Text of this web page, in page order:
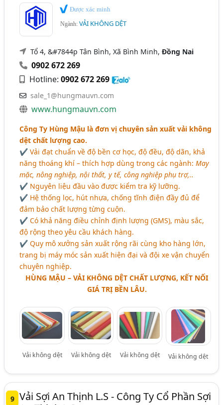
Được xác minh
Ngành:VẢI KHÔNG DỆT
Tổ 4, &#7844p Tân Bình, Xã Bình Minh,Đồng Nai
0902 672 269
Hotline:0902 672 269
sale_1@hungmauvn.com
www.hungmauvn.com
Công Ty Hùng Mậu là đơn vị chuyên sản xuất vải không
dệt chất lượng cao.
✔ Vải đạt chuẩn về độ bền cơ học, độ đều, độ dãn, khả
năng thoáng khí – thích hợp dùng trong các ngành:May
mặc, nông nghiệp, nội thất, y tế, công nghiệp phụ trợ,..
✔ Nguyên liệu đầu vào được kiểm tra kỹ lưỡng.
✔ Hệ thống lọc, hút nhựa, chống tĩnh điện đầy đủ để
đảm bảo chất lượng từng cuộn.
✔ Có khả năng điều chỉnh định lượng (GMS), màu sắc,
độ rộng theo yêu cầu khách hàng.
✔ Quy mô xưởng sản xuất rộng rãi cùng kho hàng lớn,
trang bị máy móc sản xuất hiện đại và đội xe vận chuyển
chuyên nghiệp.
HÙNG MẬU – VẢI KHÔNG DỆT CHẤT LƯỢNG, KẾT NỐI
GIÁ TRỊ BỀN LÂU.
Vải không dệt Vải không dệt Vải không dệt Vải không dệt
9 Vải Sợi An Thịnh L.S - Công Ty Cổ Phần Sợi